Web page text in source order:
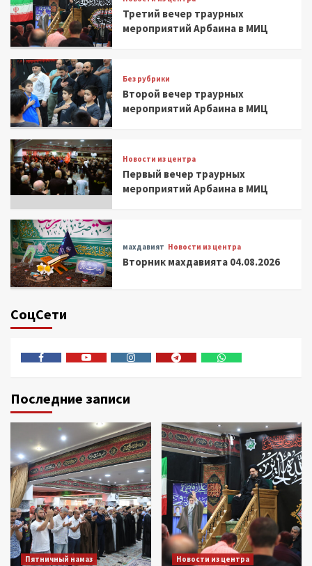
Третий вечер траурных
мероприятий Арбаина в МИЦ
Без рубрики
Второй вечер траурных
мероприятий Арбаина в МИЦ
Новости из центра
Первый вечер траурных
мероприятий Арбаина в МИЦ
махдавият Новости из центра
Вторник махдавията 04.08.2026
СоцСети
Последние записи
Пятничный намаз Новости из центра